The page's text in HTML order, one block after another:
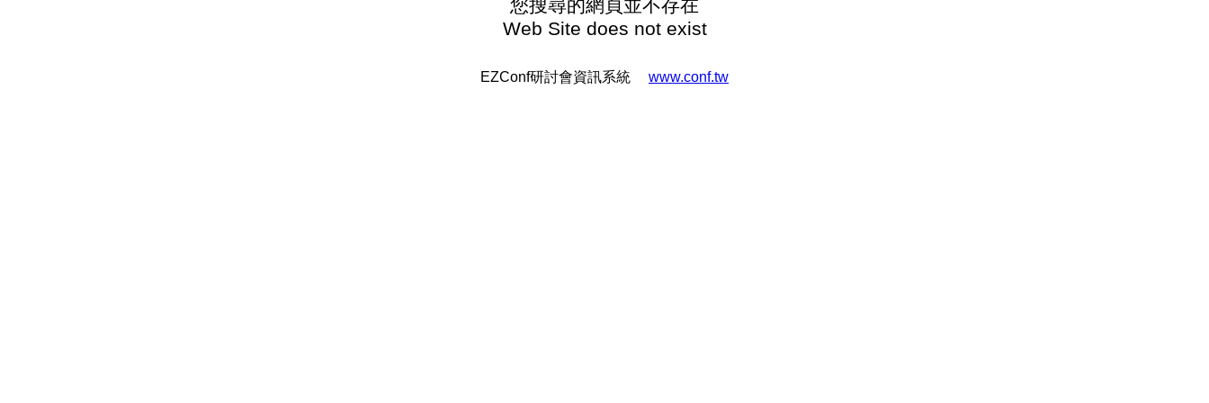
您搜尋的網頁並不存在
Web Site does not exist
EZConf研討會資訊系統 www.conf.tw